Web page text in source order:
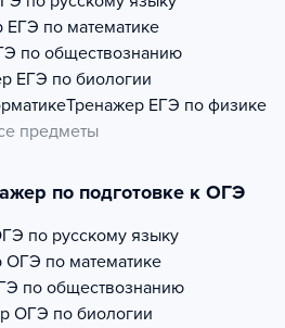
ЕГЭ по математике
по обществознанию
ЕГЭ по биологии
Тренажер ЕГЭ по физике
предметы
по подготовке к ОГЭ
по русскому языку
ОГЭ по математике
по обществознанию
ОГЭ по биологии